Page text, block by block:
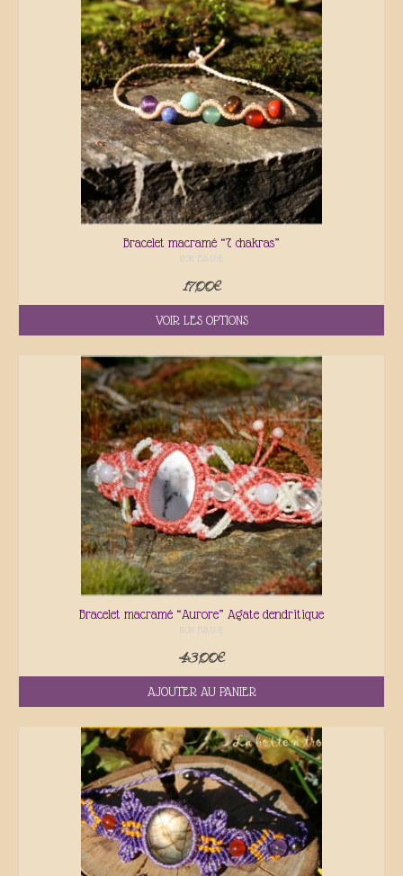
Bracelet macramé “7 chakras”
NON ÉVALUÉ
17,00€
VOIR LES OPTIONS
Bracelet macramé “Aurore” Agate dendritique
NON ÉVALUÉ
43,00€
AJOUTER AU PANIER